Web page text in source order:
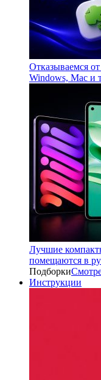
Отказываемся
Windows, Mac и
Лучшие
помещаются в
Подборки
Инструкции